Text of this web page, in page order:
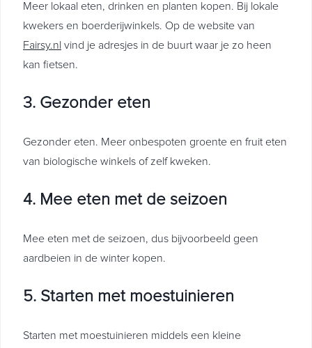
Meer lokaal eten, drinken en planten kopen. Bij lokale
kwekers en boerderijwinkels. Op de website van
Fairsy.nl vind je adresjes in de buurt waar je zo heen
kan fietsen.
3. Gezonder eten
Gezonder eten. Meer onbespoten groente en fruit eten
van biologische winkels of zelf kweken.
4. Mee eten met de seizoen
Mee eten met de seizoen, dus bijvoorbeeld geen
aardbeien in de winter kopen.
5. Starten met moestuinieren
Starten met moestuinieren middels een kleine